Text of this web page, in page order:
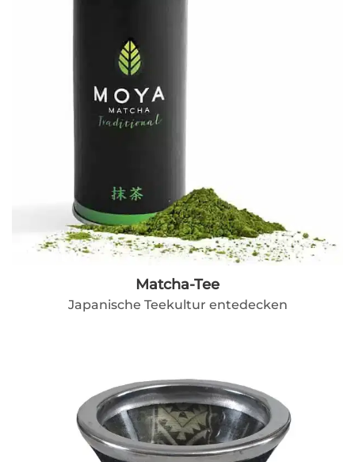
Matcha-Tee
Japanische Teekultur entedecken